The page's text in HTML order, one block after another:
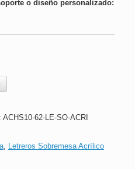
o diseño personalizado:
ACHS10-62-LE-SO-ACRI
, Letreros Sobremesa Acrílico